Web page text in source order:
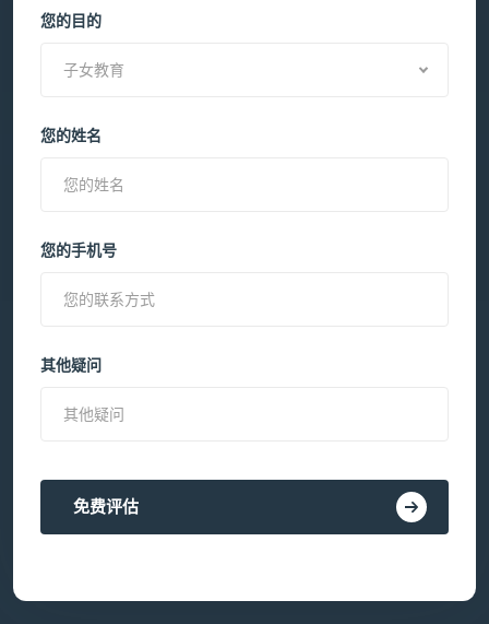
您的目的
子女教育
您的姓名
您的手机号
其他疑问
免费评估